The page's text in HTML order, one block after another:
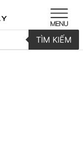
TÌM KIẾM